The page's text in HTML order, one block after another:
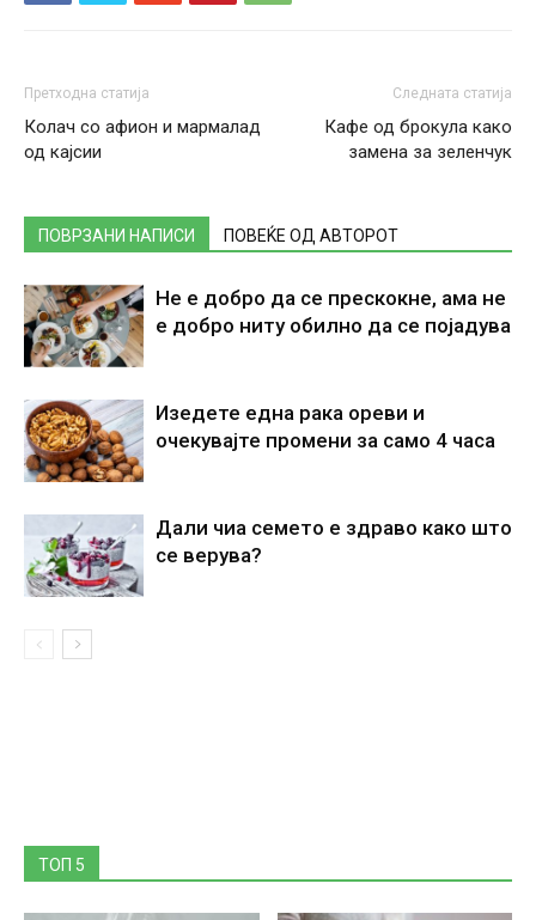
Претходна статија
Колач со афион и мармалад
од кајсии
Следната статија
Кафе од брокула како
замена за зеленчук
ПОВРЗАНИ НАПИСИ ПОВЕЌЕ ОД АВТОРОТ
Не е добро да се прескокне, ама не
е добро ниту обилно да се појадува
Изедете една рака ореви и
очекувајте промени за само 4 часа
Дали чиа семето е здраво како што
се верува?
ТОП 5